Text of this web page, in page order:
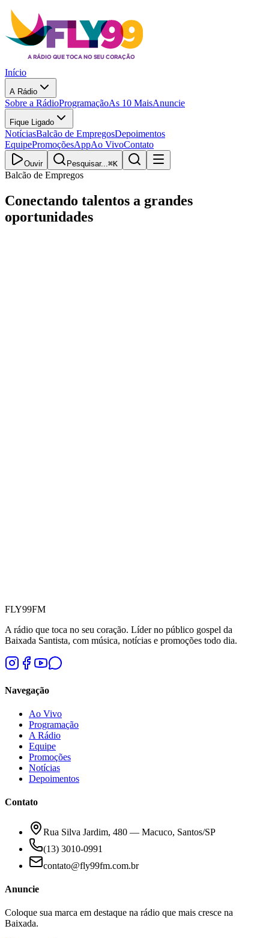
Início
A Rádio
Sobre a RádioProgramaçãoAs 10 MaisAnuncie
Fique Ligado
NotíciasBalcão de EmpregosDepoimentos
EquipePromoçõesAppAo VivoContato
Ouvir Pesquisar...⌘K
Balcão de Empregos
Conectando talentos a grandes
oportunidades
FLY99FM
A rádio que toca no seu coração. Líder no público gospel da
Baixada Santista, com música, notícias e promoções todo dia.
Navegação
Ao Vivo
Programação
A Rádio
Equipe
Promoções
Notícias
Depoimentos
Contato
Rua Silva Jardim, 480 — Macuco, Santos/SP
(13) 3010-0991
contato@fly99fm.com.br
Anuncie
Coloque sua marca em destaque na rádio que mais cresce na
Baixada.